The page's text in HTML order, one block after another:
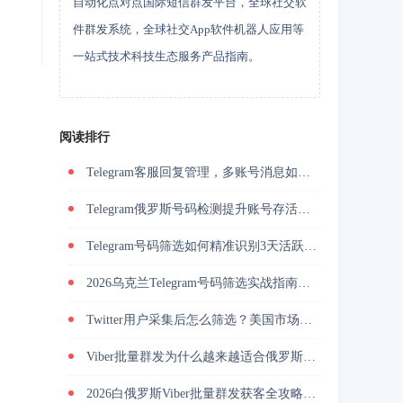
件群发系统，全球社交App软件机器人应用等
一站式技术科技生态服务产品指南。
阅读排行
Telegram客服回复管理，多账号消息如何统一承接
Telegram俄罗斯号码检测提升账号存活率的关键技巧
Telegram号码筛选如何精准识别3天活跃用户并降低封号风险？
2026乌克兰Telegram号码筛选实战指南与精准营销方法？
Twitter用户采集后怎么筛选？美国市场活跃用户筛选提升私信回复率
Viber批量群发为什么越来越适合俄罗斯海外营销团队做用户触达？
2026白俄罗斯Viber批量群发获客全攻略，解决触达慢与转化低